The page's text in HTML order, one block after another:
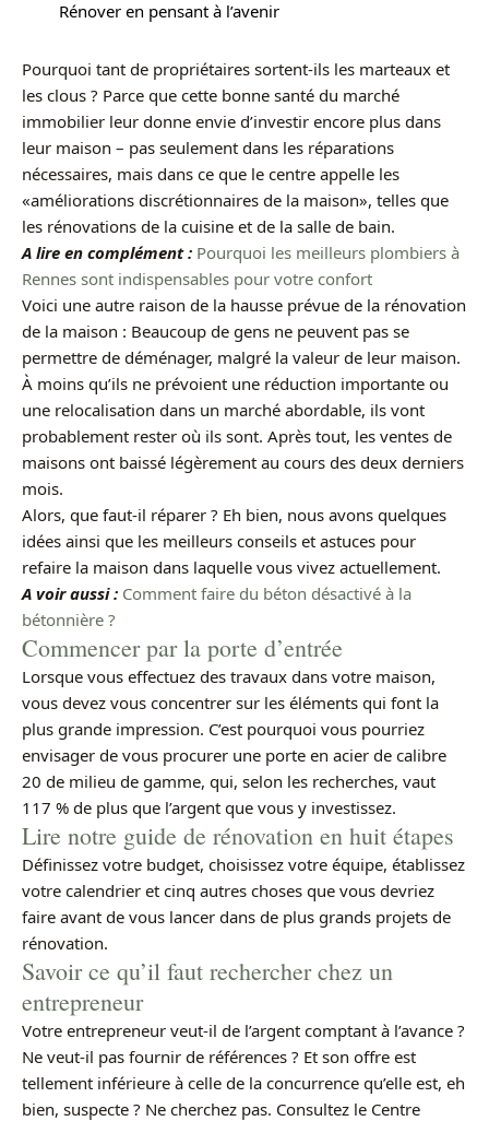
Rénover en pensant à l’avenir
Pourquoi tant de propriétaires sortent-ils les marteaux et
les clous ? Parce que cette bonne santé du marché
immobilier leur donne envie d’investir encore plus dans
leur maison – pas seulement dans les réparations
nécessaires, mais dans ce que le centre appelle les
«améliorations discrétionnaires de la maison», telles que
les rénovations de la cuisine et de la salle de bain.
A lire en complément : Pourquoi les meilleurs plombiers à
Rennes sont indispensables pour votre confort
Voici une autre raison de la hausse prévue de la rénovation
de la maison : Beaucoup de gens ne peuvent pas se
permettre de déménager, malgré la valeur de leur maison.
À moins qu’ils ne prévoient une réduction importante ou
une relocalisation dans un marché abordable, ils vont
probablement rester où ils sont. Après tout, les ventes de
maisons ont baissé légèrement au cours des deux derniers
mois.
Alors, que faut-il réparer ? Eh bien, nous avons quelques
idées ainsi que les meilleurs conseils et astuces pour
refaire la maison dans laquelle vous vivez actuellement.
A voir aussi : Comment faire du béton désactivé à la
bétonnière ?
Commencer par la porte d’entrée
Lorsque vous effectuez des travaux dans votre maison,
vous devez vous concentrer sur les éléments qui font la
plus grande impression. C’est pourquoi vous pourriez
envisager de vous procurer une porte en acier de calibre
20 de milieu de gamme, qui, selon les recherches, vaut
117 % de plus que l’argent que vous y investissez.
Lire notre guide de rénovation en huit étapes
Définissez votre budget, choisissez votre équipe, établissez
votre calendrier et cinq autres choses que vous devriez
faire avant de vous lancer dans de plus grands projets de
rénovation.
Savoir ce qu’il faut rechercher chez un
entrepreneur
Votre entrepreneur veut-il de l’argent comptant à l’avance ?
Ne veut-il pas fournir de références ? Et son offre est
tellement inférieure à celle de la concurrence qu’elle est, eh
bien, suspecte ? Ne cherchez pas. Consultez le Centre